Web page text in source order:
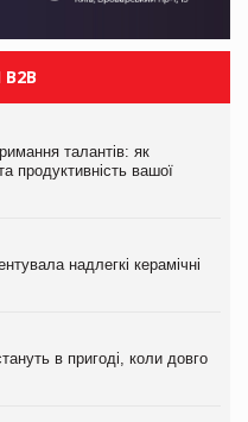
талантів: як
продуктивність вашої
надлегкі керамічні
в пригоді, коли довго